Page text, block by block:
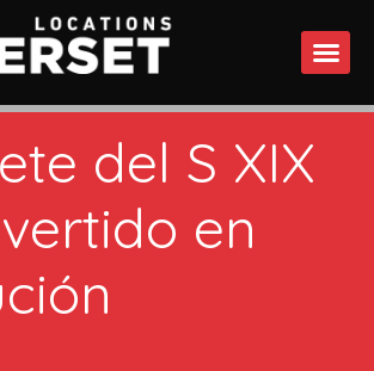
del S XIX
en